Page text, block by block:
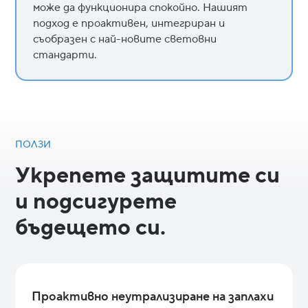
може да функционира спокойно. Нашият
подход е проактивен, интегриран и
съобразен с най-новите световни
стандарти.
ПОЛЗИ
Укрепете защитите си
и подсигурете
бъдещето си.
Проактивно неутрализиране на заплахи